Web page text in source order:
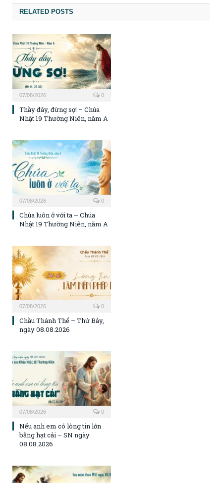
RELATED POSTS
07/08/2026 0
Thầy đây, đừng sợ! – Chúa
Nhật 19 Thường Niên, năm A
07/08/2026 0
Chúa luôn ở với ta – Chúa
Nhật 19 Thường Niên, năm A
07/08/2026 0
Chầu Thánh Thể – Thứ Bảy,
ngày 08.08.2026
07/08/2026 0
Nếu anh em có lòng tin lớn
bằng hạt cải – SN ngày
08.08.2026